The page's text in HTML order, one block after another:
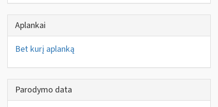
Aplankai
Bet kurį aplanką
Parodymo data